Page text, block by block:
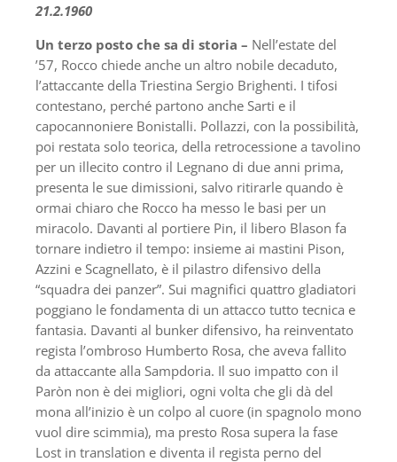
21.2.1960
Un terzo posto che sa di storia – Nell’estate del
’57, Rocco chiede anche un altro nobile decaduto,
l’attaccante della Triestina Sergio Brighenti. I tifosi
contestano, perché partono anche Sarti e il
capocannoniere Bonistalli. Pollazzi, con la possibilità,
poi restata solo teorica, della retrocessione a tavolino
per un illecito contro il Legnano di due anni prima,
presenta le sue dimissioni, salvo ritirarle quando è
ormai chiaro che Rocco ha messo le basi per un
miracolo. Davanti al portiere Pin, il libero Blason fa
tornare indietro il tempo: insieme ai mastini Pison,
Azzini e Scagnellato, è il pilastro difensivo della
“squadra dei panzer”. Sui magnifici quattro gladiatori
poggiano le fondamenta di un attacco tutto tecnica e
fantasia. Davanti al bunker difensivo, ha reinventato
regista l’ombroso Humberto Rosa, che aveva fallito
da attaccante alla Sampdoria. Il suo impatto con il
Paròn non è dei migliori, ogni volta che gli dà del
mona all’inizio è un colpo al cuore (in spagnolo mono
vuol dire scimmia), ma presto Rosa supera la fase
Lost in translation e diventa il regista perno del